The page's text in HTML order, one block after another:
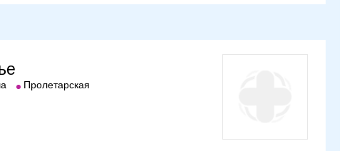
Пролетарская